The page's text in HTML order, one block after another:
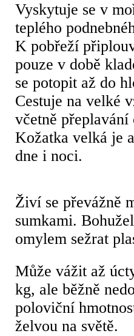
Vyskytuje se v
teplého
K pobřeží
pouze v době
se potopit až do
Cestuje na velké
včetně přeplavání
Kožatka velká je
dne i noci.
Živí se převážně
sumkami.
omylem sežrat
Může vážit až
kg, ale běžně
poloviční
želvou na světě.